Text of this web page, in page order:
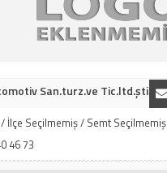
San.turz.ve Tic.ltd.şti.
İlçe Seçilmemiş / Semt Seçilmemiş
46 73